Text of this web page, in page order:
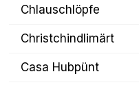
Chlauschlöpfe
Christchindlimärt
Casa Hubpünt